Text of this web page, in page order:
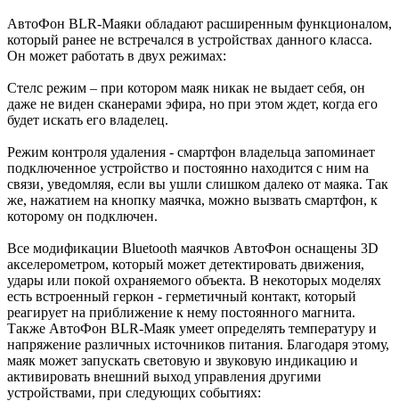
АвтоФон BLR-Маяки обладают расширенным функционалом,
который ранее не встречался в устройствах данного класса.
Он может работать в двух режимах:
Стелс режим – при котором маяк никак не выдает себя, он
даже не виден сканерами эфира, но при этом ждет, когда его
будет искать его владелец.
Режим контроля удаления - смартфон владельца запоминает
подключенное устройство и постоянно находится с ним на
связи, уведомляя, если вы ушли слишком далеко от маяка. Так
же, нажатием на кнопку маячка, можно вызвать смартфон, к
которому он подключен.
Все модификации Bluetooth маячков АвтоФон оснащены 3D
акселерометром, который может детектировать движения,
удары или покой охраняемого объекта. В некоторых моделях
есть встроенный геркон - герметичный контакт, который
реагирует на приближение к нему постоянного магнита.
Также АвтоФон BLR-Маяк умеет определять температуру и
напряжение различных источников питания. Благодаря этому,
маяк может запускать световую и звуковую индикацию и
активировать внешний выход управления другими
устройствами, при следующих событиях: